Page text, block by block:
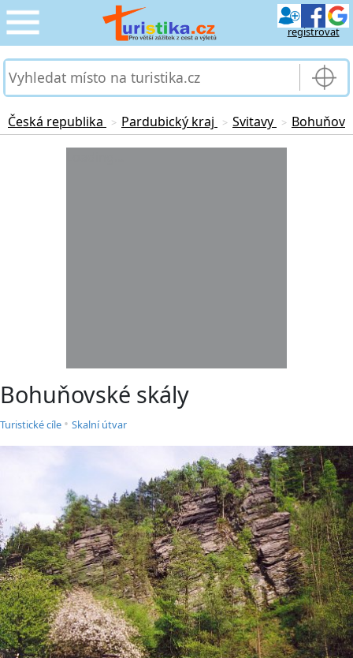
registrovat
CESTOVÁNÍ
SLUŽBY & DOPRAVA
PRO TURISTY
Česká republika > Pardubický kraj > Svitavy > Bohuňov
Bohuňovské skály
Turistické cíle • Skalní útvar